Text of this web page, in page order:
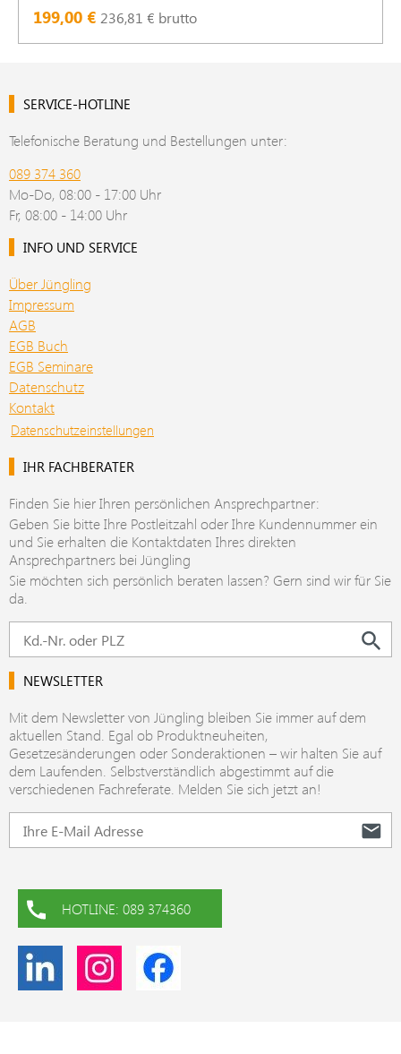
199,00 € 236,81 € brutto
SERVICE-HOTLINE
Telefonische Beratung und Bestellungen unter:
089 374 360
Mo-Do, 08:00 - 17:00 Uhr
Fr, 08:00 - 14:00 Uhr
INFO UND SERVICE
Über Jüngling
Impressum
AGB
EGB Buch
EGB Seminare
Datenschutz
Kontakt
Datenschutzeinstellungen
IHR FACHBERATER
Finden Sie hier Ihren persönlichen Ansprechpartner:
Geben Sie bitte Ihre Postleitzahl oder Ihre Kundennummer ein
und Sie erhalten die Kontaktdaten Ihres direkten
Ansprechpartners bei Jüngling
Sie möchten sich persönlich beraten lassen? Gern sind wir für Sie
da.
NEWSLETTER
Mit dem Newsletter von Jüngling bleiben Sie immer auf dem
aktuellen Stand. Egal ob Produktneuheiten,
Gesetzesänderungen oder Sonderaktionen – wir halten Sie auf
dem Laufenden. Selbstverständlich abgestimmt auf die
verschiedenen Fachreferate. Melden Sie sich jetzt an!
HOTLINE: 089 374360